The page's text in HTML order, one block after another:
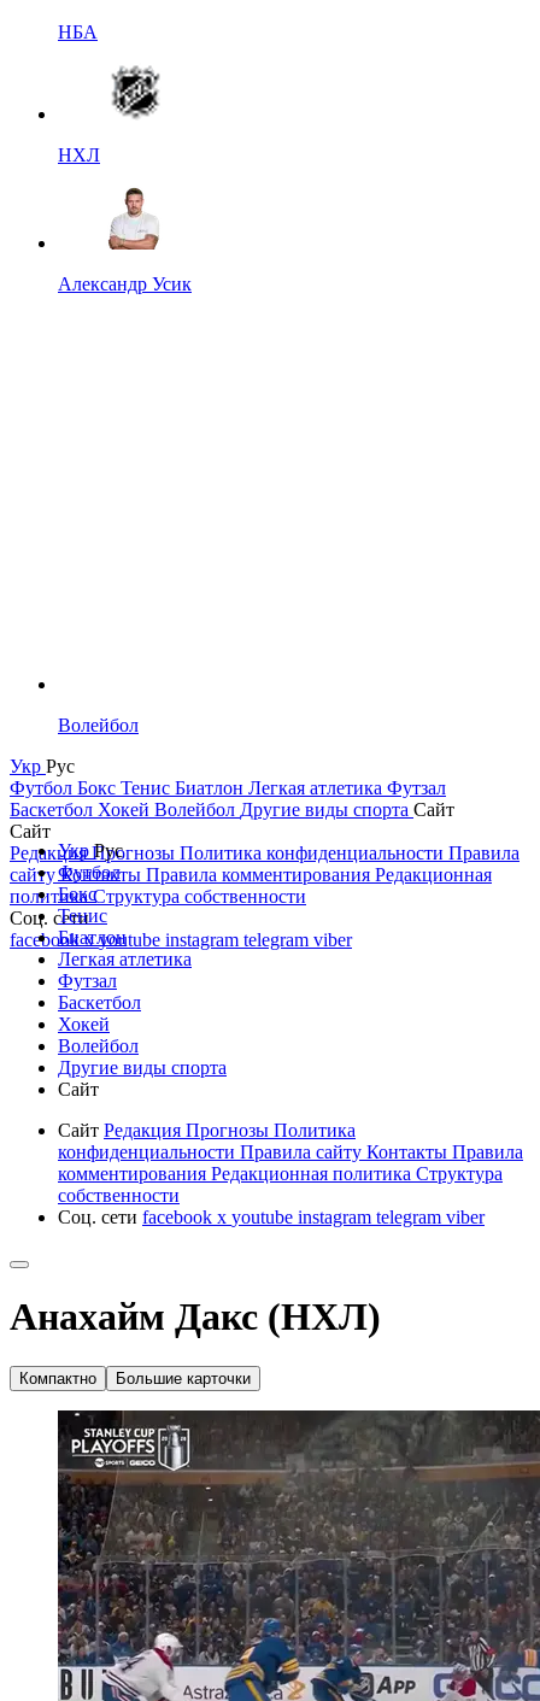
НБА
НХЛ
Александр Усик
Волейбол
Укр Рус
Футбол Бокс Тенис Биатлон Легкая атлетика Футзал
Баскетбол Хокей Волейбол Другие виды спорта Сайт
Сайт
РедакцияПрогнозы Политика конфиденциальности Правила
сайтуКонтакты Правила комментирования Редакционная
политикаСтруктура собственности
Соц. сети
facebookxyoutube instagram telegram viber
УкрРус
Футбол
Бокс
Тенис
Биатлон
Легкая атлетика
Футзал
Баскетбол
Хокей
Волейбол
Другие виды спорта
Сайт
Сайт Редакция Прогнозы Политика
конфиденциальности Правила сайту Контакты Правила
комментирования Редакционная политика Структура
собственности
Соц. сети facebook x youtube instagram telegram viber
Анахайм Дакс (НХЛ)
Компактно Большие карточки